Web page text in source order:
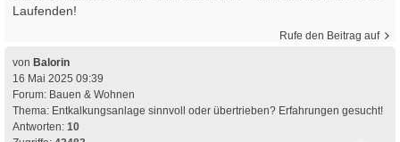
Laufenden!
Rufe den Beitrag auf
von Balorin
16 Mai 2025 09:39
Forum: Bauen & Wohnen
Thema: Entkalkungsanlage sinnvoll oder übertrieben? Erfahrungen gesucht!
Antworten: 10